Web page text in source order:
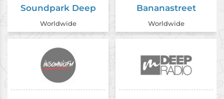
Soundpark Deep
Worldwide
Bananastreet
Worldwide